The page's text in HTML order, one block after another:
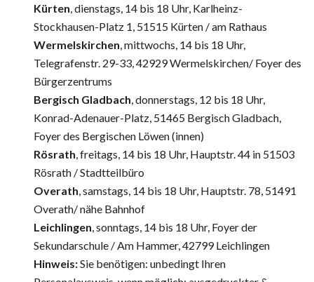
Kürten, dienstags, 14 bis 18 Uhr, ⁢Karlheinz-
Stockhausen-Platz 1, 51515 Kürten / am Rathaus
Wermelskirchen, mittwochs, 14 bis 18 Uhr,
Telegrafenstr. 29-33, 42929 Wermelskirchen/ Foyer des
Bürgerzentrums
Bergisch Gladbach, donnerstags, 12 bis 18 Uhr,
Konrad-Adenauer-Platz, 51465 Bergisch Gladbach,
Foyer des Bergischen Löwen (innen)
Rösrath, freitags, 14 bis 18 Uhr, Hauptstr. 44 in 51503
Rösrath / Stadtteilbüro
Overath, samstags, 14 bis 18 Uhr, Hauptstr. 78, 51491
Overath/ nähe Bahnhof
Leichlingen, sonntags, 14 bis 18 Uhr, Foyer der
Sekundarschule / Am Hammer, 42799 Leichlingen
Hinweis:Sie benötigen: unbedingt Ihren